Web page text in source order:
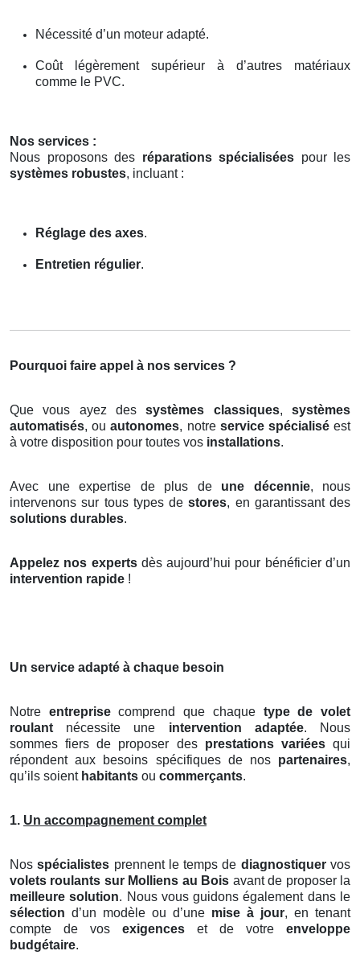
Nécessité d’un moteur adapté.
Coût légèrement supérieur à d’autres matériaux
comme le PVC.
Nos services :
Nous proposons des réparations spécialisées pour les
systèmes robustes, incluant :
Réglage des axes.
Entretien régulier.
Pourquoi faire appel à nos services ?
Que vous ayez dessystèmes classiques,systèmes
automatisés, ouautonomes, notre service spécialiséest
à votre disposition pour toutes vos installations.
Avec une expertise de plus de une décennie, nous
intervenons sur tous types destores, en garantissant des
solutions durables.
Appelez nos expertsdès aujourd’hui pour bénéficier d’un
intervention rapide !
Un service adapté à chaque besoin
Notre entreprisecomprend que chaque type de volet
roulant nécessite une intervention adaptée. Nous
sommes fiers de proposer des prestations variéesqui
répondent aux besoins spécifiques de nos partenaires,
qu’ils soient habitants ou commerçants.
1. Un accompagnement complet
Nosspécialistes prennent le temps de diagnostiquervos
volets roulants sur Molliens au Bois avant de proposer la
meilleure solution. Nous vous guidons également dans le
sélection d’un modèle ou d’une mise à jour, en tenant
compte de vos exigences et de votre enveloppe
budgétaire.